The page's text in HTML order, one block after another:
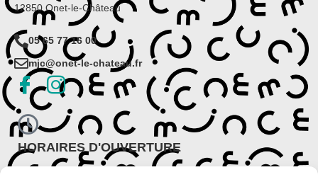
12850 Onet-le-Château
05 65 77 16 00
mjc@onet-le-chateau.fr
HORAIRES D'OUVERTURE